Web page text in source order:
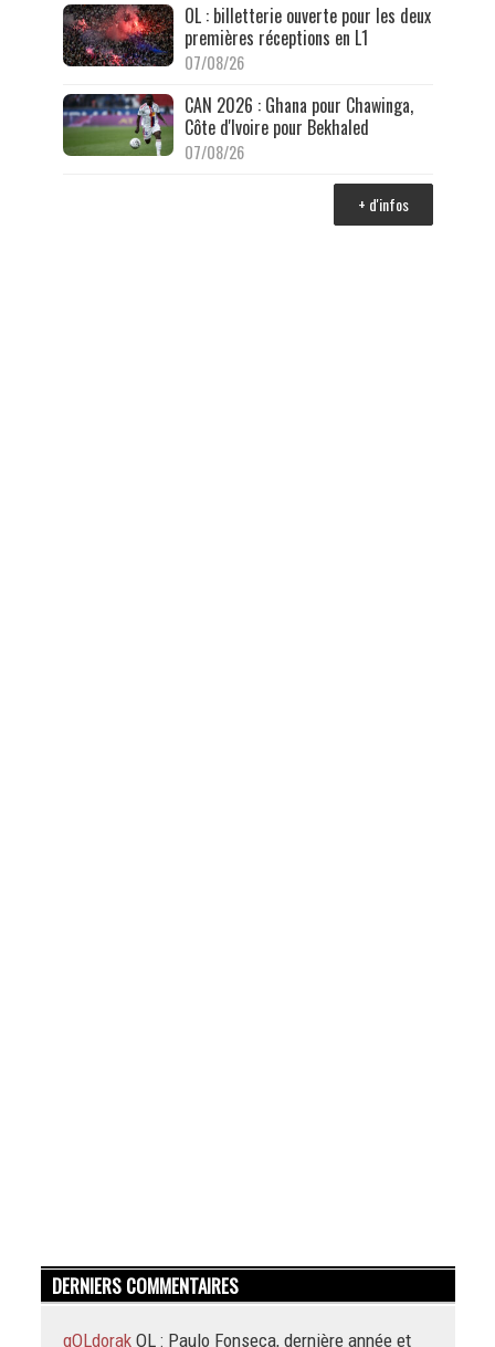
OL : billetterie ouverte pour les deux
premières réceptions en L1
07/08/26
CAN 2026 : Ghana pour Chawinga,
Côte d'Ivoire pour Bekhaled
07/08/26
+ d'infos
DERNIERS COMMENTAIRES
gOLdorak OL : Paulo Fonseca, dernière année et